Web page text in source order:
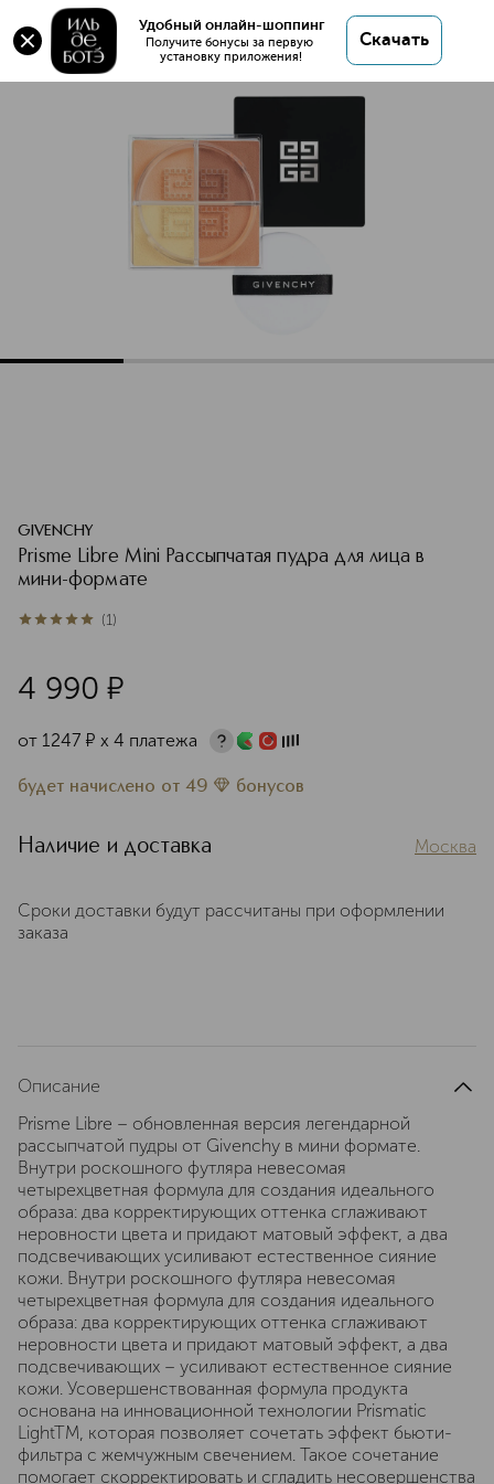
Удобный онлайн-шоппинг
Получите бонусы за первую
установку приложения!
Скачать
Prisme Libre Mini Рассыпчатая пудра для лица в мини-
Описание
Характеристики
GIVENCHY
Prisme Libre Mini Рассыпчатая пудра для лица в
мини-формате
5из 51 (1)
4 990 ¤
от 1247 ¤ х 4 платежа
будет начислено от 49 бонусов
Наличие и доставка Москва
Сроки доставки будут рассчитаны при оформлении
заказа
Описание
Prisme Libre – обновленная версия легендарной
рассыпчатой пудры от Givenchy в мини формате.
Внутри роскошного футляра невесомая
четырехцветная формула для создания идеального
образа: два корректирующих оттенка сглаживают
неровности цвета и придают матовый эффект, а два
подсвечивающих усиливают естественное сияние
кожи. Внутри роскошного футляра невесомая
четырехцветная формула для создания идеального
образа: два корректирующих оттенка сглаживают
неровности цвета и придают матовый эффект, а два
подсвечивающих – усиливают естественное сияние
кожи. Усовершенствованная формула продукта
основана на инновационной технологии Prismatic
LightTM, которая позволяет сочетать эффект бьюти-
фильтра с жемчужным свечением. Такое сочетание
помогает скорректировать и сгладить несовершенства